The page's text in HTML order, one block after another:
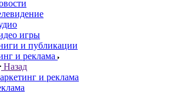
игры
и публикации
и реклама
Назад
и реклама